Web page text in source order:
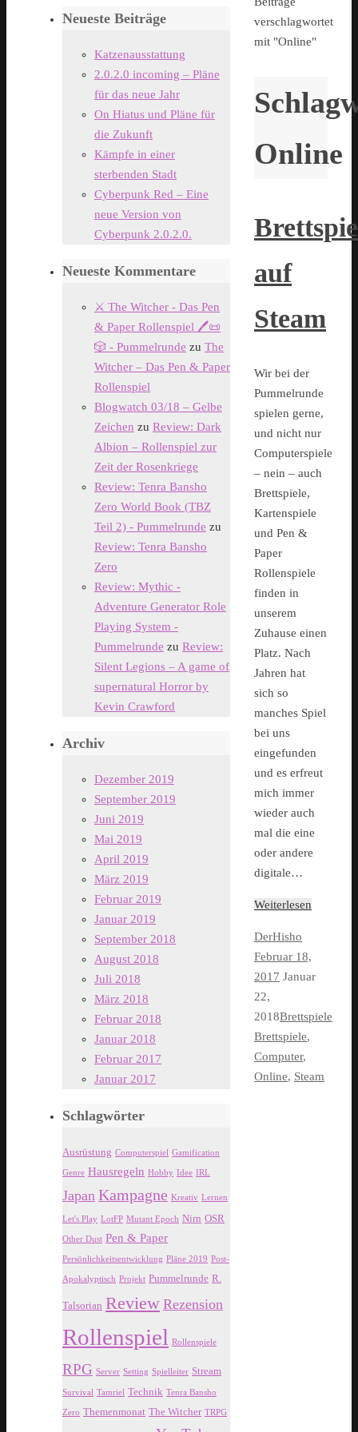
verschlagwortet
mit "Online"
Online
auf
Steam
Wir bei der
Pummelrunde
spielen gerne,
und nicht nur
Computerspiele
– nein – auch
Brettspiele,
Kartenspiele
und Pen &
Paper
Rollenspiele
finden in
unserem
Zuhause einen
Platz. Nach
Jahren hat
sich so
manches Spiel
bei uns
eingefunden
und es erfreut
mich immer
wieder auch
mal die eine
oder andere
digitale…
Weiterlesen
DerHisho
Februar 18,
2017 Januar
22,
2018Brettspiele
Brettspiele,
Computer,
Online, Steam
Neueste Beiträge
Katzenausstattung
2.0.2.0 incoming – Pläne
für das neue Jahr
On Hiatus und Pläne für
die Zukunft
Kämpfe in einer
sterbenden Stadt
Cyberpunk Red – Eine
neue Version von
Cyberpunk 2.0.2.0.
Neueste Kommentare
⚔️ The Witcher - Das Pen
& Paper Rollenspiel 🖊️📜
🎲 - Pummelrunde zu The
Witcher – Das Pen & Paper
Rollenspiel
Blogwatch 03/18 – Gelbe
Zeichen zu Review: Dark
Albion – Rollenspiel zur
Zeit der Rosenkriege
Review: Tenra Bansho
Zero World Book (TBZ
Teil 2) - Pummelrunde zu
Review: Tenra Bansho
Zero
Review: Mythic -
Adventure Generator Role
Playing System -
Pummelrunde zu Review:
Silent Legions – A game of
supernatural Horror by
Kevin Crawford
Archiv
Dezember 2019
September 2019
Juni 2019
Mai 2019
April 2019
März 2019
Februar 2019
Januar 2019
September 2018
August 2018
Juli 2018
März 2018
Februar 2018
Januar 2018
Februar 2017
Januar 2017
Schlagwörter
Ausrüstung Computerspiel Gamification
Genre Hausregeln Hobby Idee IRL
Japan Kampagne Kreativ Lernen
Let's Play LotFP Mutant Epoch Nirn OSR
Other Dust Pen & Paper
Persönlichkeitsentwicklung Pläne 2019 Post-
Apokalyptisch Projekt Pummelrunde R.
Talsorian Review Rezension
Rollenspiel Rollenspiele
RPG Server Setting Spielleiter Stream
Survival Tamriel Technik Tenra Bansho
Zero Themenmonat The Witcher TRPG